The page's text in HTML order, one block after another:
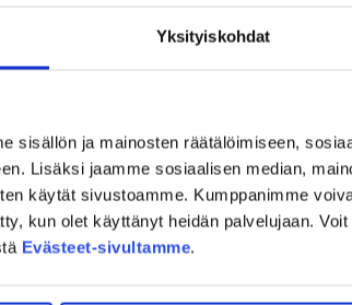
Yksityiskohdat
sisällön ja mainosten räätälöimiseen,
Lisäksi jaamme sosiaalisen median,
käytät sivustoamme. Kumppanimme
kun olet käyttänyt heidän palvelujaan.
Evästeet-sivultamme.
3. Sisäänkäynnin ravintolaan löydät
edustalla sijaitsevalta terassilta. Lisäksi
löydät myös siistit wc-tilat.